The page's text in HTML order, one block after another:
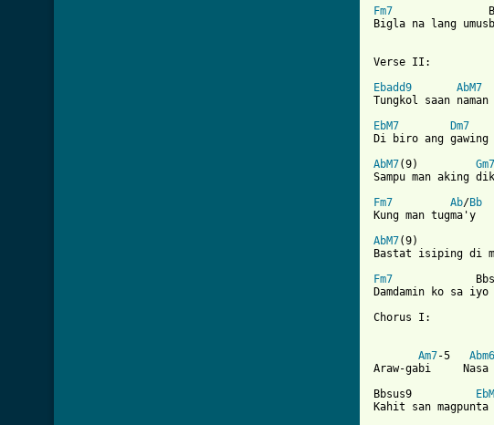
Fm7
Bigla na lang
Verse II:
Ebadd9
AbM7
Tungkol saan
EbM7
Dm7
Di biro ang
AbM7(9) Gm7
Sampu man aking
Fm7
Ab/Bb
Kung man tugma'y
AbM7
Bastat isiping di
Fm7
Damdamin ko sa iyo
Chorus I:
Am7-5 Abm6
Araw-gabi
Bbsus9
Kahit san magpunta